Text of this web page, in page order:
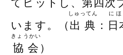
います。（出典
しゅってん
： 日
に
協会
きょうかい
）